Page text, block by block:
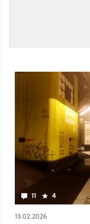
11 4
13.02.2026